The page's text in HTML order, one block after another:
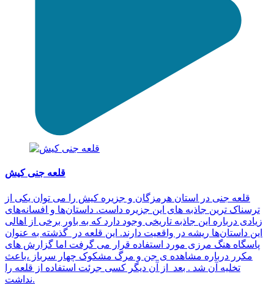
قلعه جنی کیش
قلعه جنی در استان هرمزگان و جزیره کیش را می توان یکی از
ترسناک ترین جاذبه های این جزیره داست. داستان‌ها و افسانه‌های
زیادی درباره این جاذبه تاریخی وجود دارد که به باور برخی از اهالی
این داستان‌ها ریشه در واقعیت دارند. این قلعه در گذشته به عنوان
پاسگاه هنگ مرزی مورد استفاده قرار می گرفت اما گزارش های
مکرر درباره مشاهده‌ ی جن و مرگ مشکوک چهار سرباز ،باعث
تخلیه آن شد . بعد از آن دیگر کسی جرئت استفاده از قلعه را
نداشت.